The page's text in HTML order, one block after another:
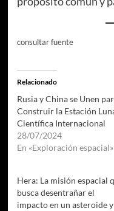
consultar fuente
Relacionado
Rusia y China se Unen
Construir la Estación
Científica Internacional
28/07/2024
En «Exploración espacial»
Hera: La misión espacial
busca desentrañar el
impacto en un asteroide y